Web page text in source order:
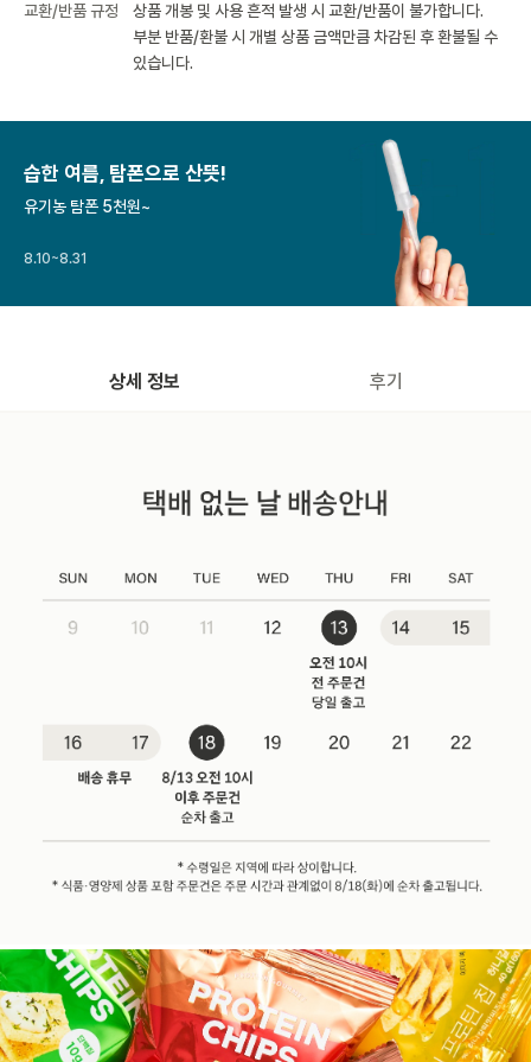
교환/반품 규정
상품 개봉 및 사용 흔적 발생 시 교환/반품이 불가합니다.
부분 반품/환불 시 개별 상품 금액만큼 차감된 후 환불될 수
있습니다.
습한 여름, 탐폰으로 산뜻!
유기농 탐폰 5천원~
8.10~8.31
상세 정보 후기